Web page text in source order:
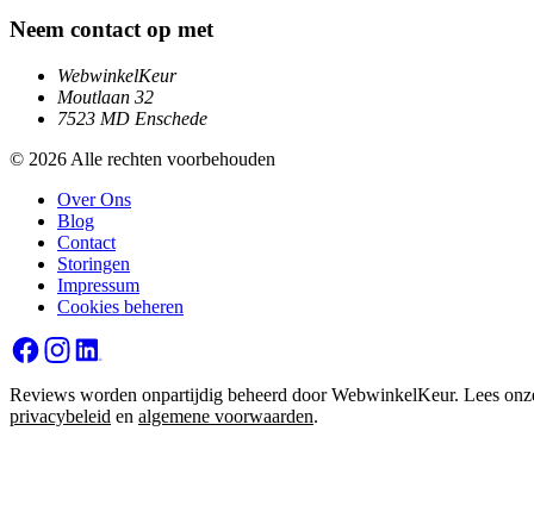
Neem contact op met
WebwinkelKeur
Moutlaan 32
7523 MD Enschede
© 2026 Alle rechten voorbehouden
Over Ons
Blog
Contact
Storingen
Impressum
Cookies beheren
Reviews worden onpartijdig beheerd door WebwinkelKeur. Lees
privacybeleid en algemene voorwaarden.